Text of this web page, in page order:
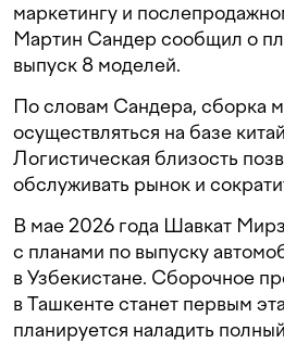
маркетингу и
Мартин Сандер сообщил о
выпуск 8 моделей.
По словам Сандера, сборка
осуществляться на базе
Логистическая близость
обслуживать рынок и
В мае 2026 года Шавкат
с планами по выпуску
в Узбекистане. Сборочное
в Ташкенте станет первым
планируется наладить